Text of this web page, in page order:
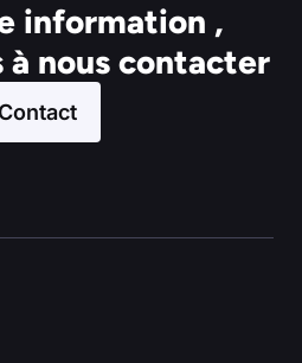
information ,
à nous contacter
Contact